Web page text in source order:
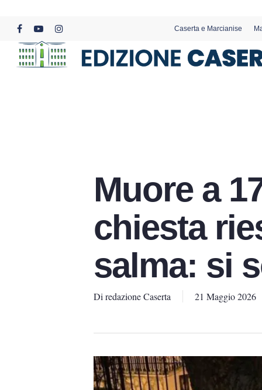
content
facebookyoutubeinstagram
Caserta e Marcianise
Muore a
chiesta
salma: si
Di redazione Caserta 21 Maggio 2026